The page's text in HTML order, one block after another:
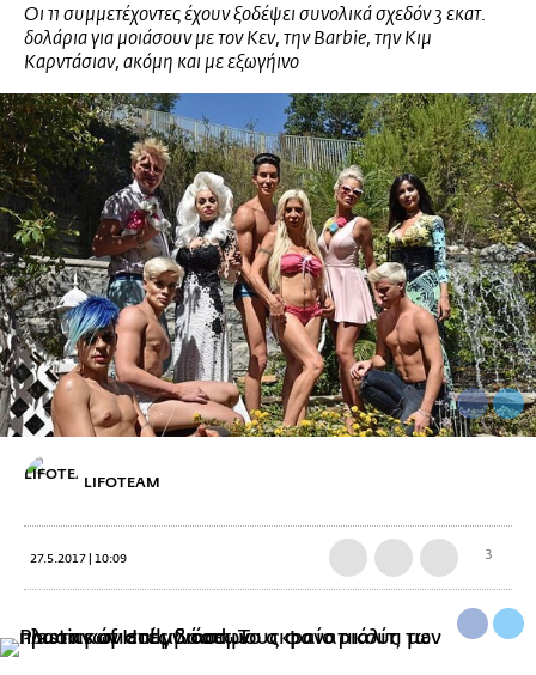
Οι 11 συμμετέχοντες έχουν ξοδέψει συνολικά σχεδόν 3 εκατ.
δολάρια για μοιάσουν με τον Κεν, την Barbie, την Κιμ
Καρντάσιαν, ακόμη και με εξωγήινο
LIFOTEAM
27.5.2017 | 10:09 3